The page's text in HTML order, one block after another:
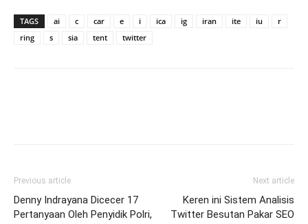
TAGS ai c car e i ica ig iran ite iu
r
ring
s sia tent twitter
Previous article
Denny Indrayana Dicecer 17
Pertanyaan Oleh Penyidik Polri,
Next article
Keren ini Sistem Analisis
Twitter Besutan Pakar SEO